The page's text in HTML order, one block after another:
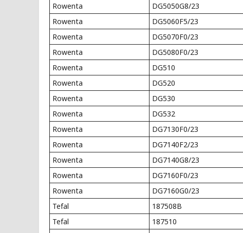
Rowenta
DG5050G8/23
Rowenta
DG5060F5/23
Rowenta
DG5070F0/23
Rowenta
DG5080F0/23
Rowenta
DG510
Rowenta
DG520
Rowenta
DG530
Rowenta
DG532
Rowenta
DG7130F0/23
Rowenta
DG7140F2/23
Rowenta
DG7140G8/23
Rowenta
DG7160F0/23
Rowenta
DG7160G0/23
Tefal
187508B
Tefal
187510